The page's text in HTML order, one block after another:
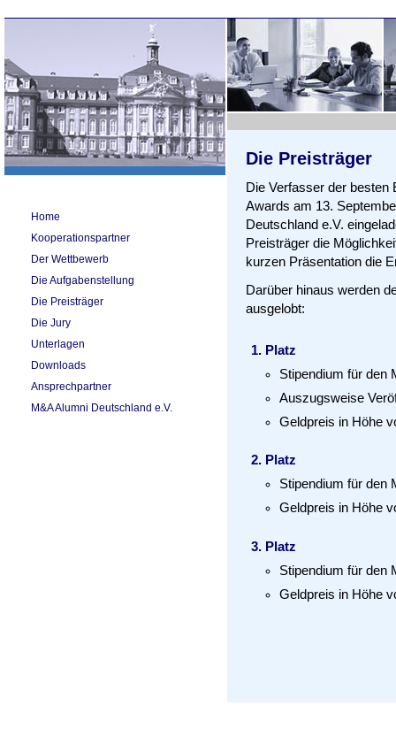
Home
Kooperationspartner
Der Wettbewerb
Die Aufgabenstellung
Die Preisträger
Die Jury
Unterlagen
Downloads
Ansprechpartner
M&A Alumni Deutschland e.V.
Die Preisträger
Die Verfasser der besten
Awards am 13.
Deutschland e.V.
Preisträger die
kurzen Präsentation die
Darüber hinaus werden
ausgelobt:
Platz
Stipendium für den
Auszugsweise
Geldpreis in Höhe
Platz
Stipendium für den
Geldpreis in Höhe
Platz
Stipendium für den
Geldpreis in Höhe